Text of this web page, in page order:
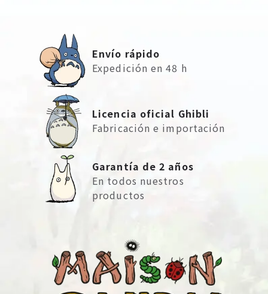
Envío rápido
Expedición en 48 h
Licencia oficial Ghibli
Fabricación e importación
Garantía de 2 años
En todos nuestros
productos